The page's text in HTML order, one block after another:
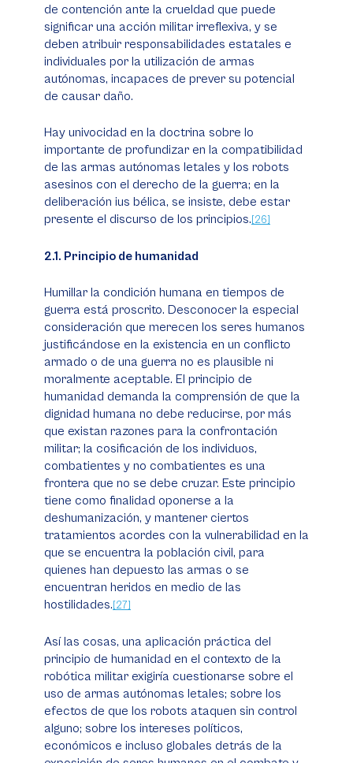
de contención ante la crueldad que puede
significar una acción militar irreflexiva, y se
deben atribuir responsabilidades estatales e
individuales por la utilización de armas
autónomas, incapaces de prever su potencial
de causar daño.
Hay univocidad en la doctrina sobre lo
importante de profundizar en la compatibilidad
de las armas autónomas letales y los robots
asesinos con el derecho de la guerra; en la
deliberación ius bélica, se insiste, debe estar
presente el discurso de los principios.[26]
2.1. Principio de humanidad
Humillar la condición humana en tiempos de
guerra está proscrito. Desconocer la especial
consideración que merecen los seres humanos
justificándose en la existencia en un conflicto
armado o de una guerra no es plausible ni
moralmente aceptable. El principio de
humanidad demanda la comprensión de que la
dignidad humana no debe reducirse, por más
que existan razones para la confrontación
militar; la cosificación de los individuos,
combatientes y no combatientes es una
frontera que no se debe cruzar. Este principio
tiene como finalidad oponerse a la
deshumanización, y mantener ciertos
tratamientos acordes con la vulnerabilidad en la
que se encuentra la población civil, para
quienes han depuesto las armas o se
encuentran heridos en medio de las
hostilidades.[27]
Así las cosas, una aplicación práctica del
principio de humanidad en el contexto de la
robótica militar exigiría cuestionarse sobre el
uso de armas autónomas letales; sobre los
efectos de que los robots ataquen sin control
alguno; sobre los intereses políticos,
económicos e incluso globales detrás de la